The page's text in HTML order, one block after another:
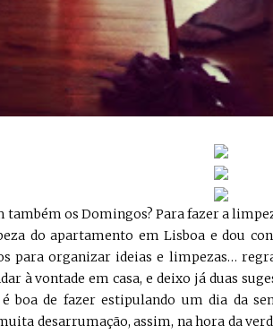
também os Domingos? Para fazer a
do apartamento em Lisboa e dou
para organizar ideias e limpezas…
à vontade em casa, e deixo já duas
boa de fazer estipulando um dia da
desarrumação, assim, na hora da